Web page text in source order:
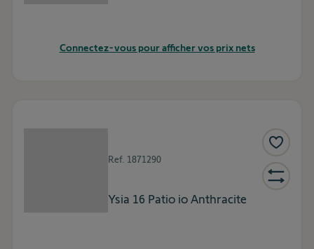
Connectez-vous pour afficher vos prix nets
Ref. 1871290
Ysia 16 Patio io Anthracite